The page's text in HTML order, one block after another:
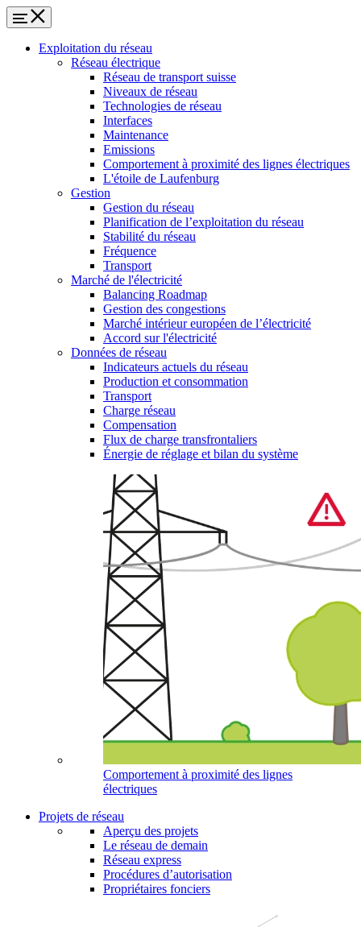
Exploitation du réseau
Réseau électrique
Réseau de transport suisse
Niveaux de réseau
Technologies de réseau
Interfaces
Maintenance
Emissions
Comportement à proximité des lignes électriques
L'étoile de Laufenburg
Gestion
Gestion du réseau
Planification de l’exploitation du réseau
Stabilité du réseau
Fréquence
Transport
Marché de l'électricité
Balancing Roadmap
Gestion des congestions
Marché intérieur européen de l’électricité
Accord sur l'électricité
Données de réseau
Indicateurs actuels du réseau
Production et consommation
Transport
Charge réseau
Compensation
Flux de charge transfrontaliers
Énergie de réglage et bilan du système
Comportement à proximité des lignes
électriques
Projets de réseau
Aperçu des projets
Le réseau de demain
Réseau express
Procédures d’autorisation
Propriétaires fonciers